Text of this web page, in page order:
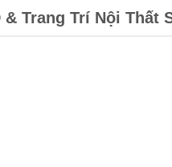
Trang Trí Nội Thất